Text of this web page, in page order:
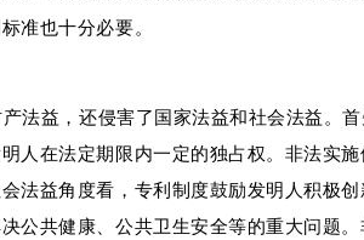
准也十分必要。
法益，还侵害了国家法益和社会法益。
人在法定期限内一定的独占权。非法实
法益角度看，专利制度鼓励发明人积极
公共健康、公共卫生安全等的重大问题